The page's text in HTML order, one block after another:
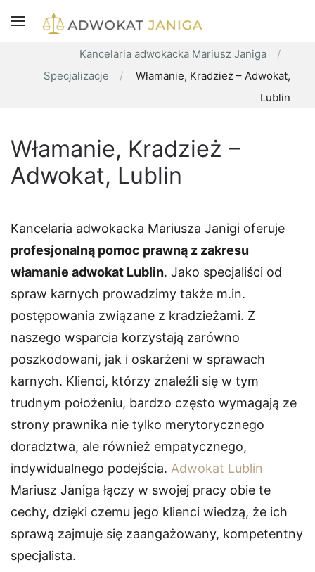
Kancelaria adwokacka Mariusz Janiga
Specjalizacje
Włamanie, Kradzież – Adwokat,
Lublin
Włamanie, Kradzież –
Adwokat, Lublin
Kancelaria adwokacka Mariusza Janigi oferuje
profesjonalną pomoc prawną z zakresu
włamanie adwokat Lublin. Jako specjaliści od
spraw karnych prowadzimy także m.in.
postępowania związane z kradzieżami. Z
naszego wsparcia korzystają zarówno
poszkodowani, jak i oskarżeni w sprawach
karnych. Klienci, którzy znaleźli się w tym
trudnym położeniu, bardzo często wymagają ze
strony prawnika nie tylko merytorycznego
doradztwa, ale również empatycznego,
indywidualnego podejścia. Adwokat Lublin
Mariusz Janiga łączy w swojej pracy obie te
cechy, dzięki czemu jego klienci wiedzą, że ich
sprawą zajmuje się zaangażowany, kompetentny
specjalista.